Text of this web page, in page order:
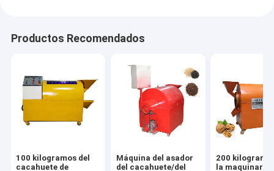
Productos Recomendados
100 kilogramos del
cacahuete de
Máquina del asador
del cacahuete/del
200
la maquinaria